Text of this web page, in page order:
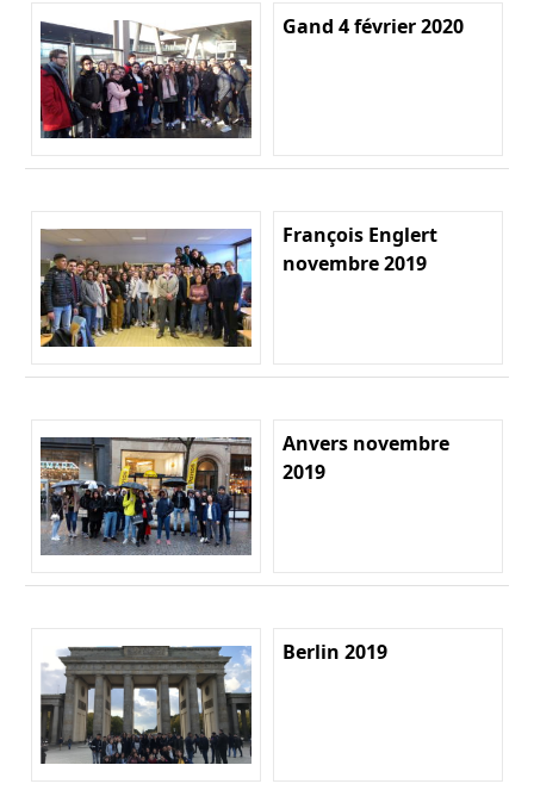
Gand 4 février 2020
François Englert
novembre 2019
Anvers novembre
2019
Berlin 2019